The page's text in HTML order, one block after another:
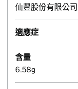
仙豐股份有限公司
適應症
含量
6.58g